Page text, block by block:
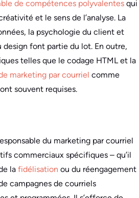
de compétences polyvalentes qui
et le sens de l’analyse. La
la psychologie du client et
design font partie du lot. En outre,
telles que le codage HTML et la
marketing par courriel comme
souvent requises.
du marketing par courriel
commerciaux spécifiques – qu’il
la fidélisation ou du réengagement
campagnes de courriels